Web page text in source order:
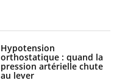
Hypotension
orthostatique : quand la
pression artérielle chute
au lever